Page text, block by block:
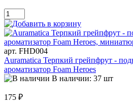
арт. FHD004
Auramatica Терпкий грейпфрут -
ароматизатор Foam Heroes
В наличии: 37 шт
175 ₽